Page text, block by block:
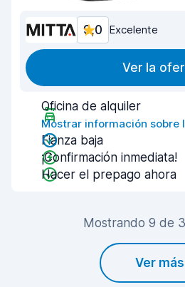
9,0 Excelente
Ver la
Oficina de alquiler
Mostrar información sobre
Fianza baja
¡Confirmación inmediata!
Hacer el prepago ahora
Mostrando 9 de
Ver más